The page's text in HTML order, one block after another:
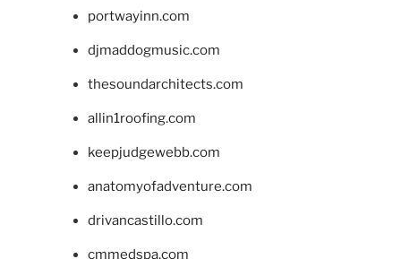
portwayinn.com
djmaddogmusic.com
thesoundarchitects.com
allin1roofing.com
keepjudgewebb.com
anatomyofadventure.com
drivancastillo.com
cmmedspa.com